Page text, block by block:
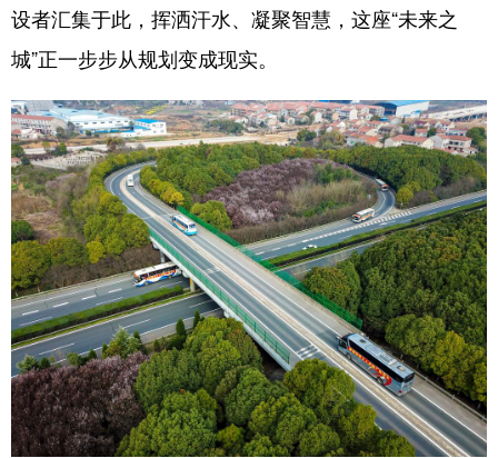
设者汇集于此，挥洒汗水、凝聚智慧，这座“未来之
城”正一步步从规划变成现实。